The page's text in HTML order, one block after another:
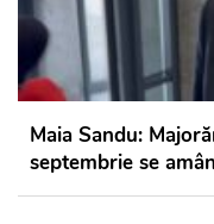
Maia Sandu:
septembrie se